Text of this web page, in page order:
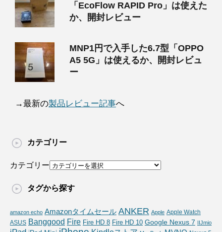
「EcoFlow RAPID Pro」は使えた
か、開封レビュー
MNP1円で入手した6.7型「OPPO
A5 5G」は使えるか、開封レビュ
ー
→最新の製品レビュー記事へ
カテゴリー
カテゴリー
タグから探す
amazon echo Amazonタイムセール ANKER Apple Apple Watch
ASUS Banggood Fire Fire HD 8 Fire HD 10 Google Nexus 7 IIJmio